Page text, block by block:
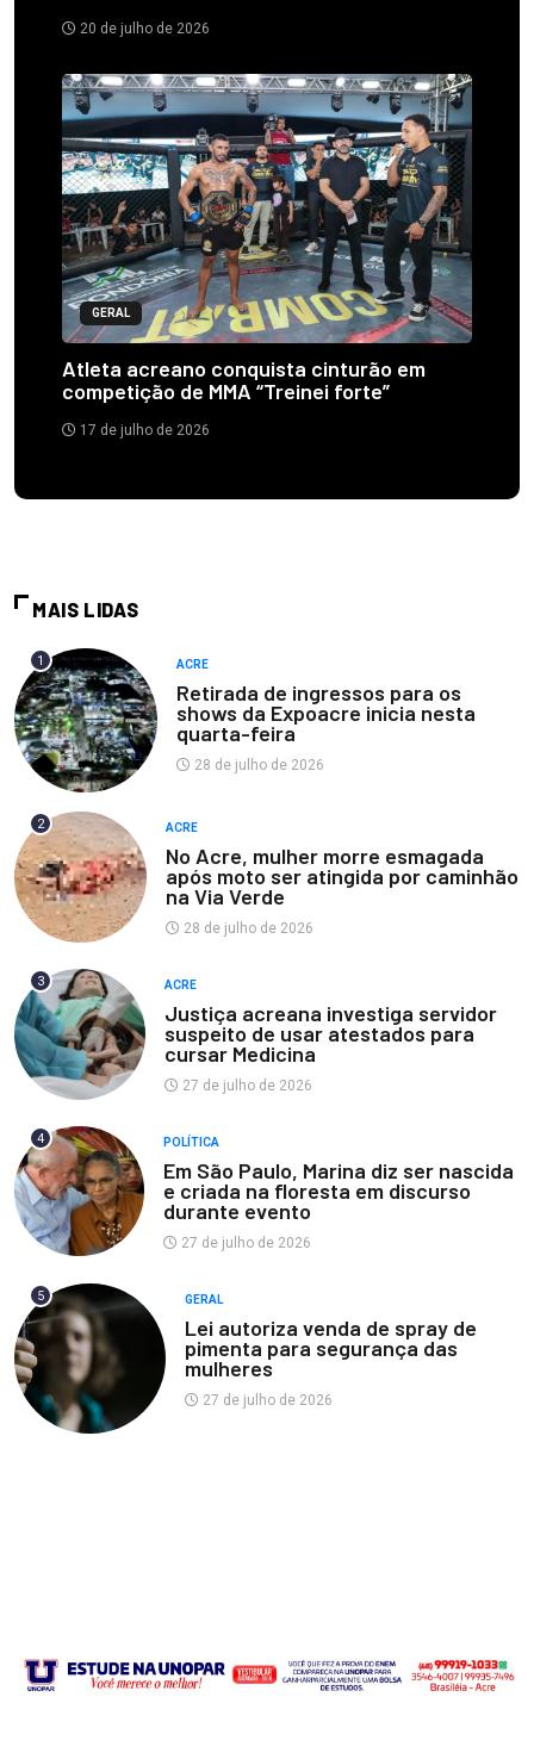
20 de julho de 2026
GERAL
Atleta acreano conquista cinturão em
competição de MMA “Treinei forte”
17 de julho de 2026
MAIS LIDAS
1 ACRE
Retirada de ingressos para os
shows da Expoacre inicia nesta
quarta-feira
28 de julho de 2026
2 ACRE
No Acre, mulher morre esmagada
após moto ser atingida por caminhão
na Via Verde
28 de julho de 2026
3 ACRE
Justiça acreana investiga servidor
suspeito de usar atestados para
cursar Medicina
27 de julho de 2026
4 POLÍTICA
Em São Paulo, Marina diz ser nascida
e criada na floresta em discurso
durante evento
27 de julho de 2026
5 GERAL
Lei autoriza venda de spray de
pimenta para segurança das
mulheres
27 de julho de 2026